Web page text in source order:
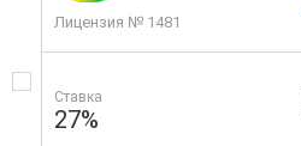
Лицензия № 1481
Ставка
27%